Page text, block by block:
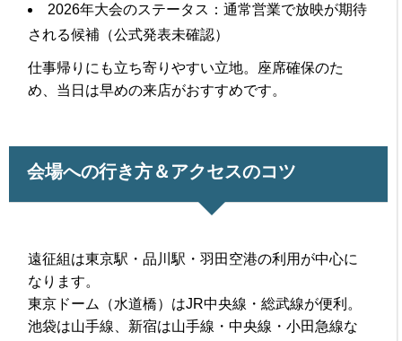
2026年大会のステータス：通常営業で放映が期待
される候補（公式発表未確認）
仕事帰りにも立ち寄りやすい立地。座席確保のた
め、当日は早めの来店がおすすめです。
会場への行き方＆アクセスのコツ
遠征組は東京駅・品川駅・羽田空港の利用が中心に
なります。
東京ドーム（水道橋）はJR中央線・総武線が便利。
池袋は山手線、新宿は山手線・中央線・小田急線な